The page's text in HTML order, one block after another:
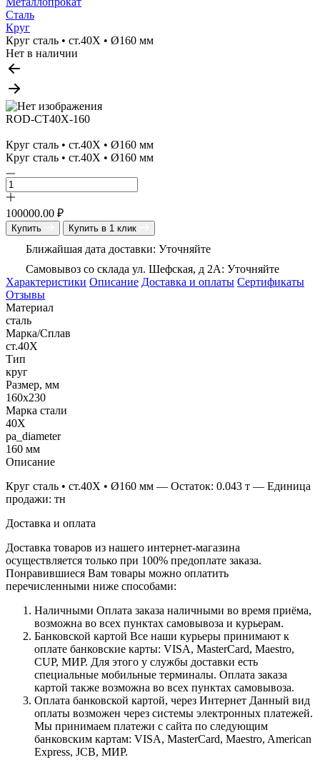
Сталь
Круг
Круг сталь • ст.40Х • Ø160 мм
Нет в наличии
ROD-СТ40Х-160
Круг сталь • ст.40Х • Ø160 мм
Круг сталь • ст.40Х • Ø160 мм
100000.00 ₽
Купить Купить в 1 клик
Ближайшая дата доставки: Уточняйте
Самовывоз со склада ул. Шефская, д 2А: Уточняйте
Характеристики Описание Доставка и оплаты Сертификаты
Отзывы
Материал
сталь
Марка/Сплав
ст.40Х
Тип
круг
Размер, мм
160х230
Марка стали
40Х
pa_diameter
160 мм
Описание
Круг сталь • ст.40Х • Ø160 мм — Остаток: 0.043 т — Единица
продажи: тн
Доставка и оплата
Доставка товаров из нашего интернет-магазина
осуществляется только при 100% предоплате заказа.
Понравившиеся Вам товары можно оплатить
перечисленными ниже способами:
Наличными Оплата заказа наличными во время приёма,
возможна во всех пунктах самовывоза и курьерам.
Банковской картой Все наши курьеры принимают к
оплате банковские карты: VISA, MasterCard, Maestro,
CUP, МИР. Для этого у службы доставки есть
специальные мобильные терминалы. Оплата заказа
картой также возможна во всех пунктах самовывоза.
Оплата банковской картой, через Интернет Данный вид
оплаты возможен через системы электронных платежей.
Мы принимаем платежи с сайта по следующим
банковским картам: VISA, MasterCard, Maestro, American
Express, JCB, МИР.